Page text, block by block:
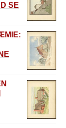
SE